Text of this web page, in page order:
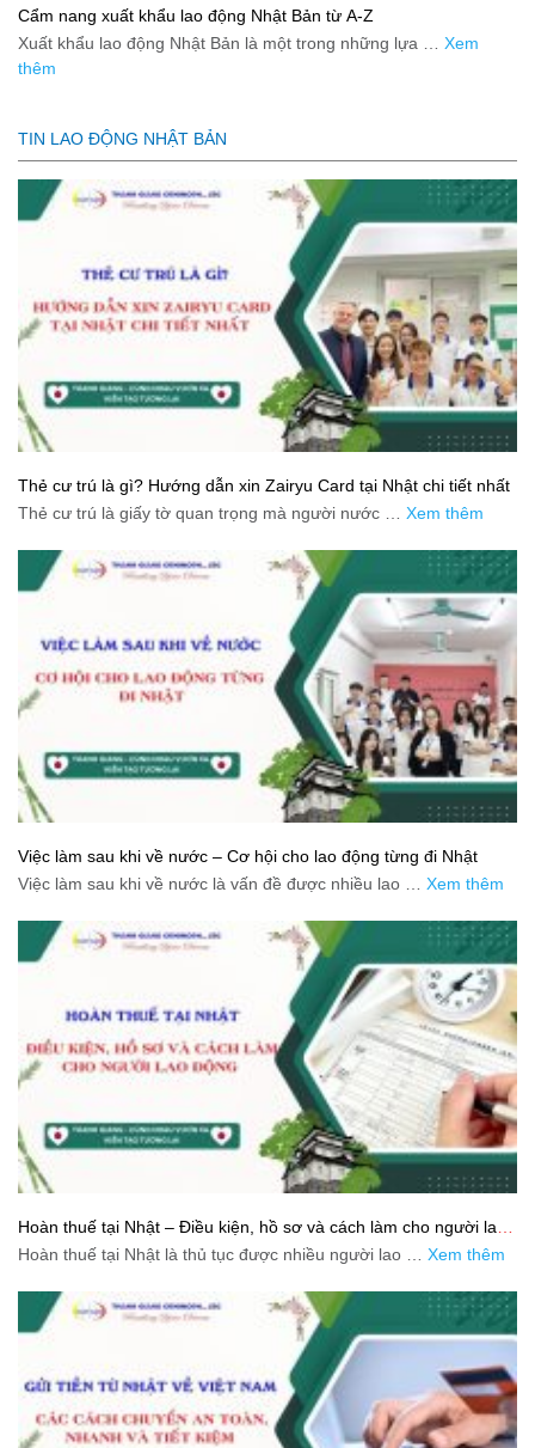
Cẩm nang xuất khẩu lao động Nhật Bản từ A-Z
Xuất khẩu lao động Nhật Bản là một trong những lựa … Xem
thêm
TIN LAO ĐỘNG NHẬT BẢN
Thẻ cư trú là gì? Hướng dẫn xin Zairyu Card tại Nhật chi tiết nhất
Thẻ cư trú là giấy tờ quan trọng mà người nước … Xem thêm
Việc làm sau khi về nước – Cơ hội cho lao động từng đi Nhật
Việc làm sau khi về nước là vấn đề được nhiều lao … Xem thêm
Hoàn thuế tại Nhật – Điều kiện, hồ sơ và cách làm cho người lao
động
Hoàn thuế tại Nhật là thủ tục được nhiều người lao … Xem thêm